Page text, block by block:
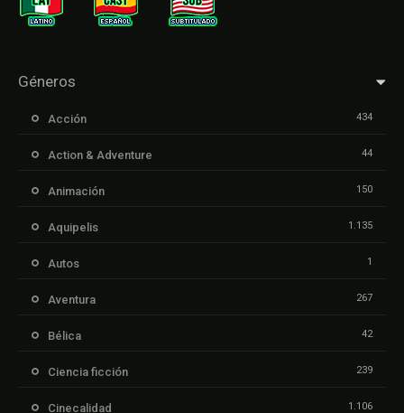
Géneros
Acción 434
Action & Adventure 44
Animación 150
Aquipelis 1.135
Autos 1
Aventura 267
Bélica 42
Ciencia ficción 239
Cinecalidad 1.106